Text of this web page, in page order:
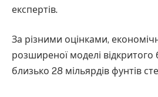
експертів.
За різними оцінками,
розширеної моделі відкритого
близько 28 мільярдів фунтів